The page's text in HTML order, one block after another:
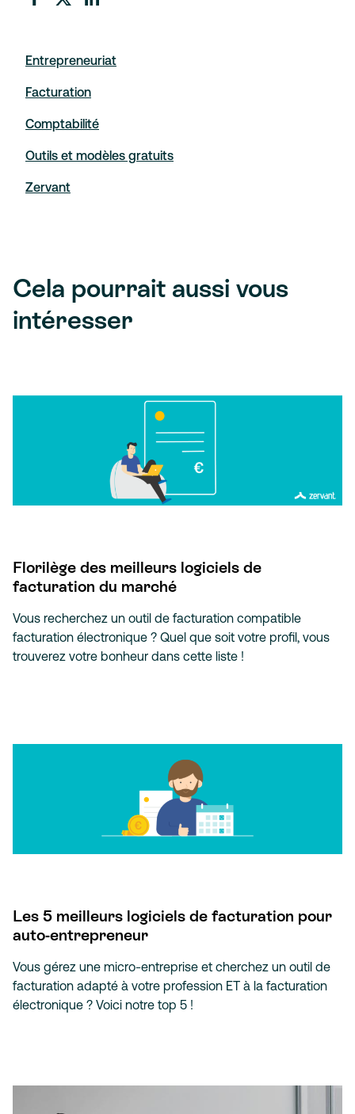
Entrepreneuriat
Facturation
Comptabilité
Outils et modèles gratuits
Zervant
Cela pourrait aussi vous
intéresser
Florilège des meilleurs logiciels de
facturation du marché
Vous recherchez un outil de facturation compatible
facturation électronique ? Quel que soit votre profil, vous
trouverez votre bonheur dans cette liste !
Les 5 meilleurs logiciels de facturation pour
auto-entrepreneur
Vous gérez une micro-entreprise et cherchez un outil de
facturation adapté à votre profession ET à la facturation
électronique ? Voici notre top 5 !